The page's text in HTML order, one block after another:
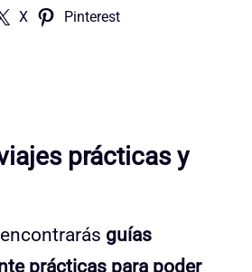
X Pinterest
prácticas y
guías
prácticas para poder